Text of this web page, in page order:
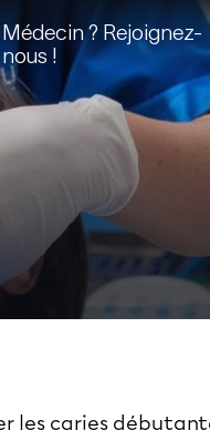
Médecin ? Rejoignez-
nous !
les caries